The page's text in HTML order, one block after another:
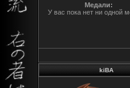
Медали:
У вас пока нет ни одной
kiBA